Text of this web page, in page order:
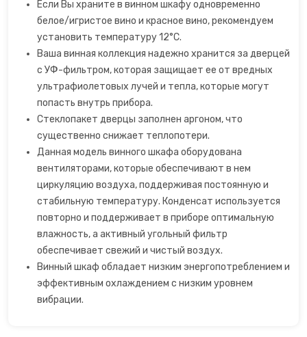
Если Вы храните в винном шкафу одновременно
белое/игристое вино и красное вино, рекомендуем
установить температуру 12°C.
Ваша винная коллекция надежно хранится за дверцей
с УФ-фильтром, которая защищает ее от вредных
ультрафиолетовых лучей и тепла, которые могут
попасть внутрь прибора.
Стеклопакет дверцы заполнен аргоном, что
существенно снижает теплопотери.
Данная модель винного шкафа оборудована
вентиляторами, которые обеспечивают в нем
циркуляцию воздуха, поддерживая постоянную и
стабильную температуру. Конденсат используется
повторно и поддерживает в приборе оптимальную
влажность, а активный угольный фильтр
обеспечивает свежий и чистый воздух.
Винный шкаф обладает низким энергопотреблением и
эффективным охлаждением с низким уровнем
вибрации.
Точилки для ножей электрические
Фритюрницы
Хлебопечки
Чайный автомат
Шоколадные фонтаны
Электрогриль
Яйцеварки